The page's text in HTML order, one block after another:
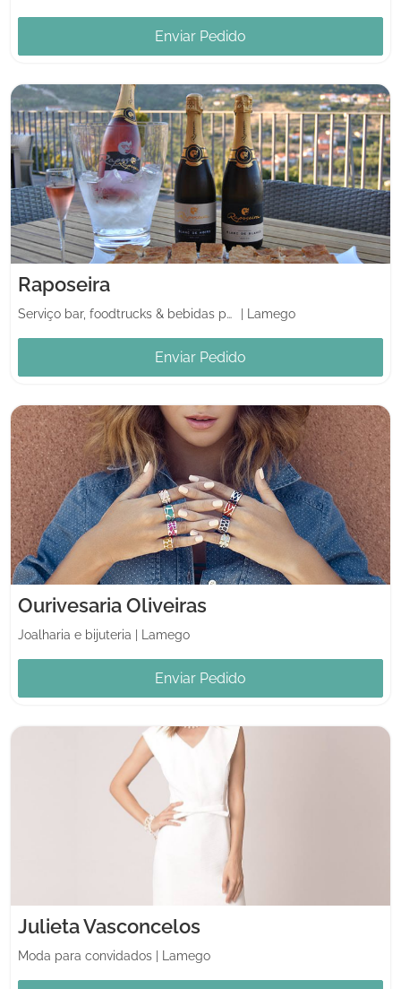
Enviar Pedido
Raposeira
Serviço bar, foodtrucks & bebidas para casamento Lamego
Enviar Pedido
Ourivesaria Oliveiras
Joalharia e bijuteria Lamego
Enviar Pedido
Julieta Vasconcelos
Moda para convidados Lamego